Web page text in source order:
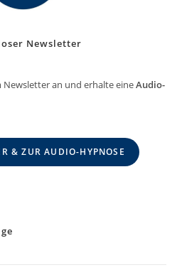
Newsletter
Newsletter an und erhalte eineAudio-
& ZUR AUDIO-HYPNOSE